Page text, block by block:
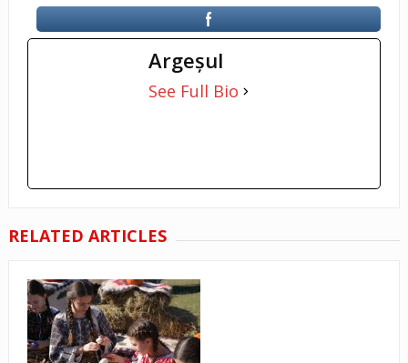
Argeşul
See Full Bio
RELATED ARTICLES